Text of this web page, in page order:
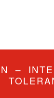
–